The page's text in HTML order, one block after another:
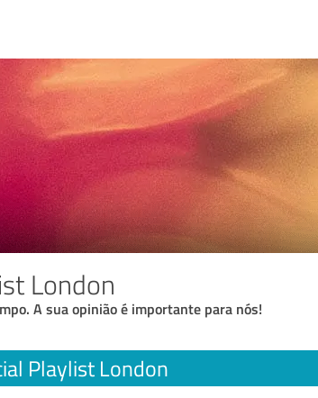
London
A sua opinião é importante para nós!
Playlist London